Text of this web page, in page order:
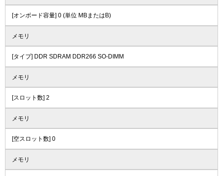
[オンボード容量] 0 (単位 MBまたはB)
メモリ
[タイプ] DDR SDRAM DDR266 SO-DIMM
メモリ
[スロット数] 2
メモリ
[空スロット数] 0
メモリ